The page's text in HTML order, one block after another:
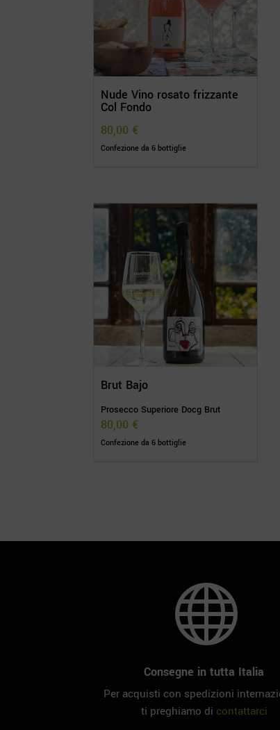
Nude Vino rosato frizzante
Col Fondo
80,00 €
Confezione da 6 bottiglie
Brut Bajo
Prosecco Superiore Docg Brut
80,00 €
Confezione da 6 bottiglie

Consegne in tutta Italia
Per acquisti con spedizioni
ti preghiamo di contattarci